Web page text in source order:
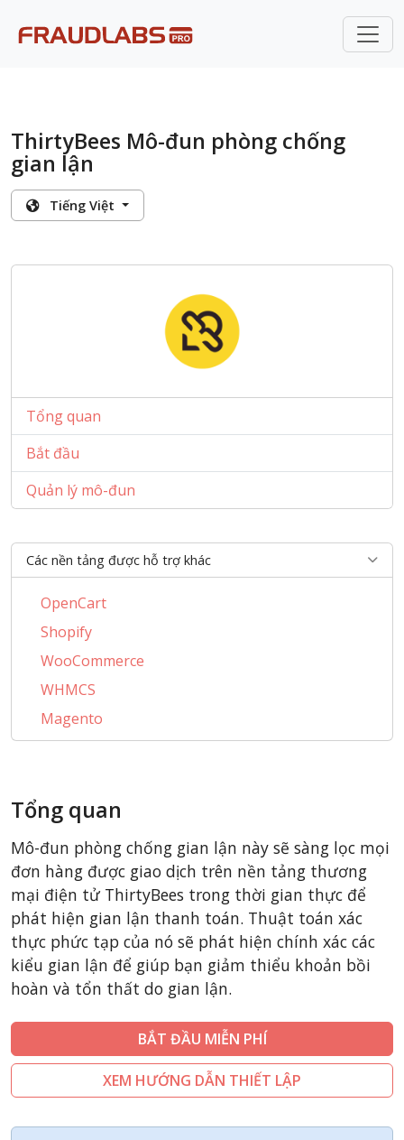
ThirtyBees Mô-đun phòng chống
gian lận
Tiếng Việt
Tổng quan
Bắt đầu
Quản lý mô-đun
Các nền tảng được hỗ trợ khác
OpenCart
Shopify
WooCommerce
WHMCS
Magento
PrestaShop
AbanteCart
CubeCart
LiteCart
ZenCart
PinnacleCart
FoxyCart
nopCommerce
Ecwid by Lightspeed
WISECP
Shopware
Tổng quan
Mô-đun phòng chống gian lận này sẽ sàng lọc mọi
đơn hàng được giao dịch trên nền tảng thương
mại điện tử ThirtyBees trong thời gian thực để
phát hiện gian lận thanh toán. Thuật toán xác
thực phức tạp của nó sẽ phát hiện chính xác các
kiểu gian lận để giúp bạn giảm thiểu khoản bồi
hoàn và tổn thất do gian lận.
BẮT ĐẦU MIỄN PHÍ
XEM HƯỚNG DẪN THIẾT LẬP